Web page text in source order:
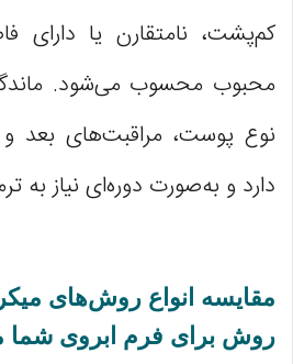
کم‌پشت، نامتقارن یا دارای
محبوب محسوب می‌شود.
نوع پوست، مراقبت‌های بعد
دارد و به‌صورت دوره‌ای نیاز به
مقایسه انواع روش‌های
روش برای فرم ابروی